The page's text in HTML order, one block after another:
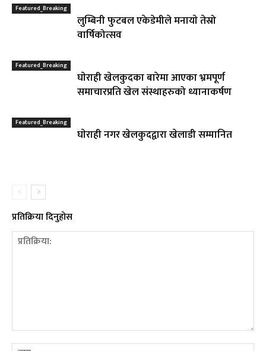
Featured_Breaking
लुम्बिनी फुटबल एकेडेमीले मनायाे तेस्रो
वार्षिकोत्सव
Featured_Breaking
घाेराही खेलकुदका बारेमा आएका भ्रमपूर्ण
समाचारप्रति खेल संस्थाहरुको ध्यानाकर्षण
Featured_Breaking
घाेराही नगर खेलकुदद्वारा खेलाडी सम्मानित
प्रतिक्रिया दिनुहोस